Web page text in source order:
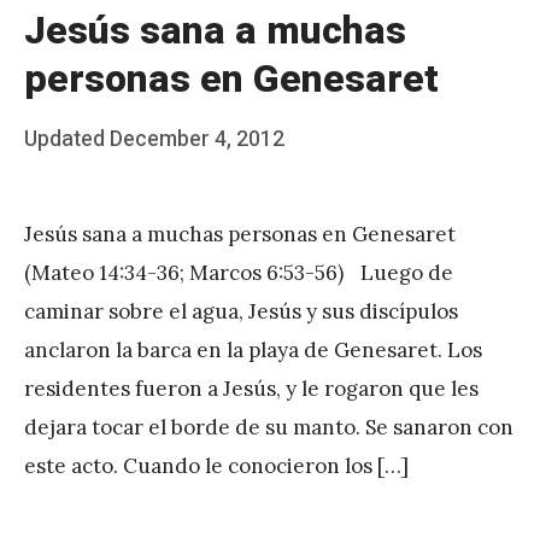
Jesús sana a muchas
personas en Genesaret
Posted
Updated December 4, 2012
b
J
A
P
é
r
Jesús sana a muchas personas en Genesaret
(Mateo 14:34-36; Marcos 6:53-56) Luego de
caminar sobre el agua, Jesús y sus discípulos
anclaron la barca en la playa de Genesaret. Los
residentes fueron a Jesús, y le rogaron que les
dejara tocar el borde de su manto. Se sanaron con
este acto. Cuando le conocieron los […]